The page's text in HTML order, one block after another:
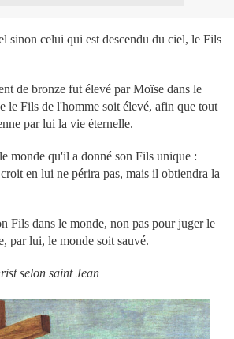
sinon celui qui est descendu du ciel, le Fils
de bronze fut élevé par Moïse dans le
le Fils de l'homme soit élevé, afin que tout
par lui la vie éternelle.
monde qu'il a donné son Fils unique :
en lui ne périra pas, mais il obtiendra la
Fils dans le monde, non pas pour juger le
par lui, le monde soit sauvé.
selon saint Jean